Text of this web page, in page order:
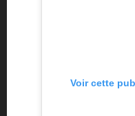
Voir cette